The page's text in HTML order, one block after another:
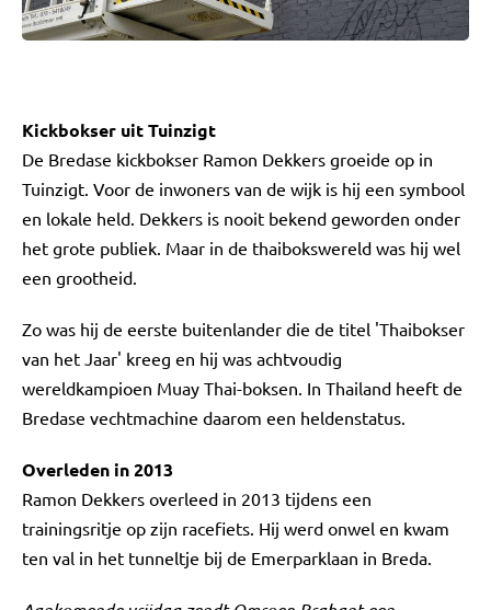
Kickbokser uit Tuinzigt
De Bredase kickbokser Ramon Dekkers groeide op in
Tuinzigt. Voor de inwoners van de wijk is hij een symbool
en lokale held. Dekkers is nooit bekend geworden onder
het grote publiek. Maar in de thaibokswereld was hij wel
een grootheid.
Zo was hij de eerste buitenlander die de titel 'Thaibokser
van het Jaar' kreeg en hij was achtvoudig
wereldkampioen Muay Thai-boksen. In Thailand heeft de
Bredase vechtmachine daarom een heldenstatus.
Overleden in 2013
Ramon Dekkers overleed in 2013 tijdens een
trainingsritje op zijn racefiets. Hij werd onwel en kwam
ten val in het tunneltje bij de Emerparklaan in Breda.